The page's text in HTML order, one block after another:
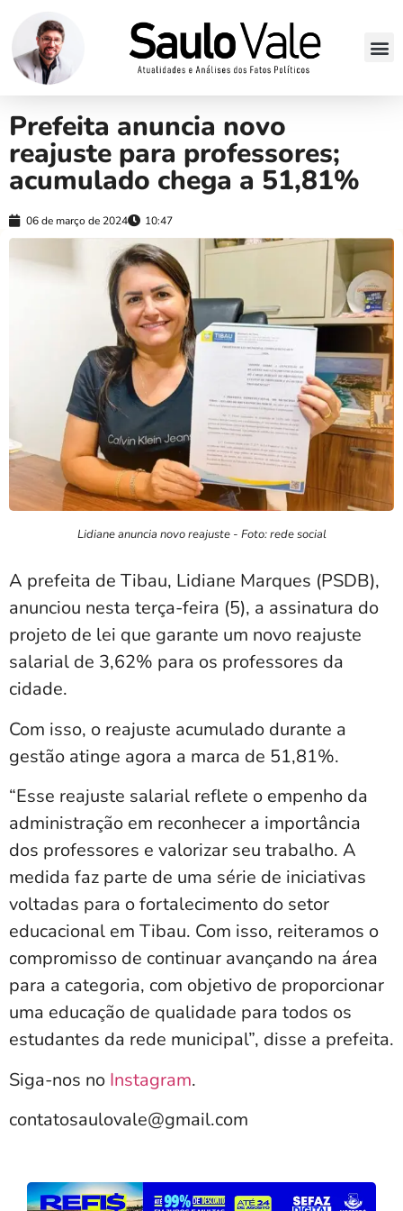
Prefeita anuncia novo
reajuste para professores;
acumulado chega a 51,81%
06 de março de 2024 10:47
Lidiane anuncia novo reajuste - Foto: rede social
A prefeita de Tibau, Lidiane Marques (PSDB),
anunciou nesta terça-feira (5), a assinatura do
projeto de lei que garante um novo reajuste
salarial de 3,62% para os professores da
cidade.
Com isso, o reajuste acumulado durante a
gestão atinge agora a marca de 51,81%.
“Esse reajuste salarial reflete o empenho da
administração em reconhecer a importância
dos professores e valorizar seu trabalho. A
medida faz parte de uma série de iniciativas
voltadas para o fortalecimento do setor
educacional em Tibau. Com isso, reiteramos o
compromisso de continuar avançando na área
para a categoria, com objetivo de proporcionar
uma educação de qualidade para todos os
estudantes da rede municipal”, disse a prefeita.
Siga-nos no Instagram.
contatosaulovale@gmail.com